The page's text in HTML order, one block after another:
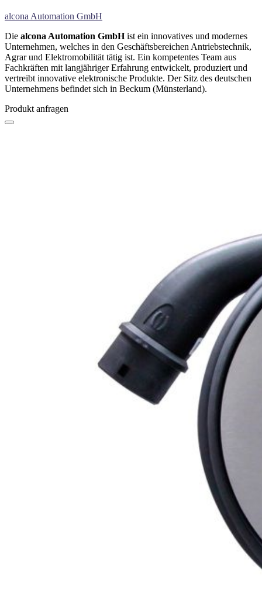
alcona Automation GmbH
Die alcona Automation GmbHist ein innovatives und modernes
Unternehmen, welches in den Geschäftsbereichen Antriebstechnik,
Agrar und Elektromobilität tätig ist. Ein kompetentes Team aus
Fachkräften mit langjähriger Erfahrung entwickelt, produziert und
vertreibt innovative elektronische Produkte. Der Sitz des deutschen
Unternehmens befindet sich in Beckum (Münsterland).
Produkt anfragen